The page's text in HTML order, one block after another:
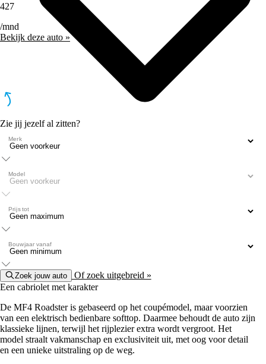
427
/mnd
Bekijk deze auto »
Zie jij jezelf al zitten?
Merk
Model
Prijs tot
Bouwjaar vanaf
Zoek jouw auto
Of zoek uitgebreid »
Een cabriolet met karakter
De MF4 Roadster is gebaseerd op het coupémodel, maar voorzien
van een elektrisch bedienbare softtop. Daarmee behoudt de auto zijn
klassieke lijnen, terwijl het rijplezier extra wordt vergroot. Het
model straalt vakmanschap en exclusiviteit uit, met oog voor detail
en een unieke uitstraling op de weg.